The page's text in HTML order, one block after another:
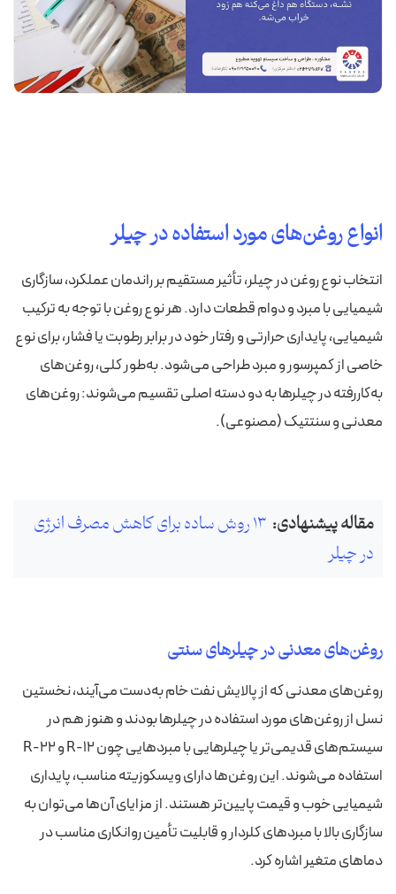
انواع روغن‌های مورد استفاده در چیلر
انتخاب نوع روغن در چیلر، تأثیر مستقیم بر راندمان عملکرد، سازگاری
شیمیایی با مبرد و دوام قطعات دارد. هر نوع روغن با توجه به ترکیب
شیمیایی، پایداری حرارتی و رفتار خود در برابر رطوبت یا فشار، برای نوع
خاصی از کمپرسور و مبرد طراحی می‌شود. به‌طور کلی، روغن‌های
به‌کاررفته در چیلرها به دو دسته اصلی تقسیم می‌شوند: روغن‌های
معدنی و سنتتیک (مصنوعی).
مقاله پیشنهادی:
13 روش‌ ساده برای کاهش مصرف انرژی
در چیلر
روغن‌های معدنی در چیلرهای سنتی
روغن‌های معدنی که از پالایش نفت خام به‌دست می‌آیند، نخستین
نسل از روغن‌های مورد استفاده در چیلرها بودند و هنوز هم در
سیستم‌های قدیمی‌تر یا چیلرهایی با مبردهایی چون R-12 و R-22
استفاده می‌شوند. این روغن‌ها دارای ویسکوزیته مناسب، پایداری
شیمیایی خوب و قیمت پایین‌تر هستند. از مزایای آن‌ها می‌توان به
سازگاری بالا با مبردهای کلردار و قابلیت تأمین روانکاری مناسب در
دماهای متغیر اشاره کرد.